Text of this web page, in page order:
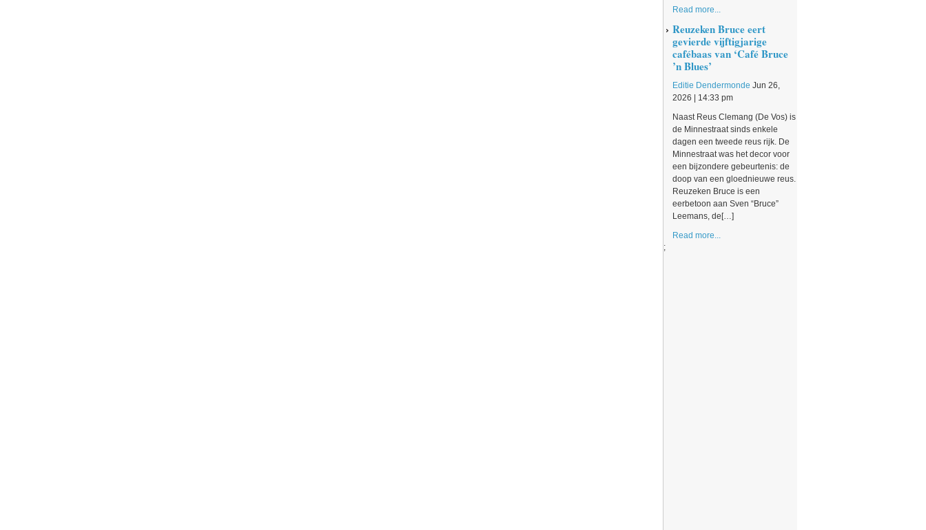
Read more...
Reuzeken Bruce eert
gevierde vijftigjarige
cafébaas van ‘Café Bruce
’n Blues’
Editie Dendermonde Jun 26,
2026 | 14:33 pm
Naast Reus Clemang (De Vos) is
de Minnestraat sinds enkele
dagen een tweede reus rijk. De
Minnestraat was het decor voor
een bijzondere gebeurtenis: de
doop van een gloednieuwe reus.
Reuzeken Bruce is een
eerbetoon aan Sven “Bruce”
Leemans, de[…]
Read more...
;